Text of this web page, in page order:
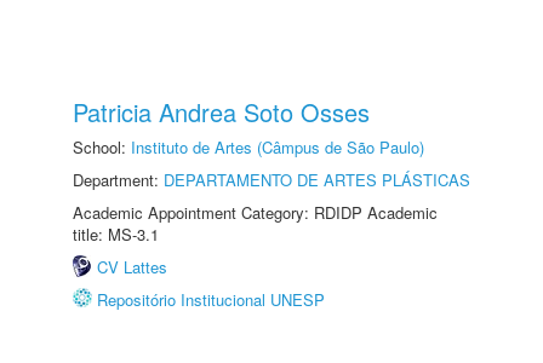
Patricia Andrea Soto Osses
School: Instituto de Artes (Câmpus de São Paulo)
Department: DEPARTAMENTO DE ARTES PLÁSTICAS
Academic Appointment Category: RDIDP Academic
title: MS-3.1
CV Lattes
Repositório Institucional UNESP